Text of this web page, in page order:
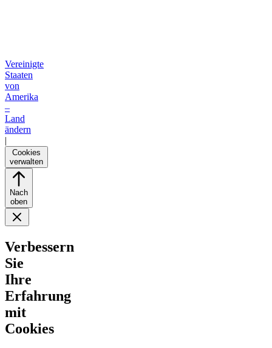
Vereinigte
Staaten
von
Amerika
–
Land
ändern
|
Cookies
verwalten
Nach
oben
Verbessern
Sie
Ihre
Erfahrung
mit
Cookies